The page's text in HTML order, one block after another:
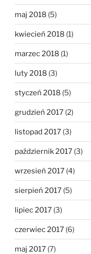
maj 2018 (5)
kwiecień 2018 (1)
marzec 2018 (1)
luty 2018 (3)
styczeń 2018 (5)
grudzień 2017 (2)
listopad 2017 (3)
październik 2017 (3)
wrzesień 2017 (4)
sierpień 2017 (5)
lipiec 2017 (3)
czerwiec 2017 (6)
maj 2017 (7)